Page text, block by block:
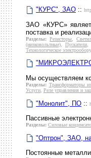
"КУРС", ЗАО ::
ЗАО «КУРС»
поставка и
Разделы: Резисторы ,
(низковольтные)
Пускатели,
Технологическое
Мы осуществляем
Разделы: Трансформаторы
Услуги Реле управления и
"Монолит", ПО ::
Пассивные
Разделы: Силовые
"Оптрон", ЗАО,
Постоянные